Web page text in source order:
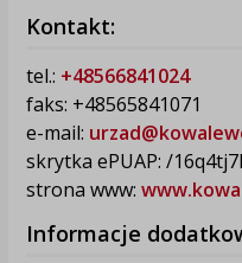
Kontakt:
tel.: +48566841024
faks: +48565841071
e-mail:
skrytka ePUAP: /
strona www:
Informacje